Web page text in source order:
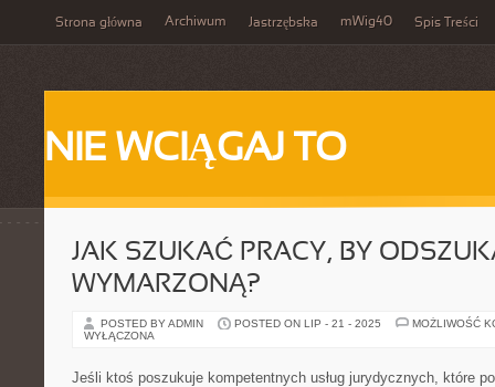
Strona główna Archiwum Jastrzębska mWig40 Spis Treści
NIE WCIĄGAJ TO
JAK SZUKAĆ PRACY, BY
WYMARZONĄ?
POSTED BY ADMIN POSTED ON LIP - 21 - 2025
MOŻLIWOŚĆ
WYŁĄCZONA
Jeśli ktoś poszukuje kompetentnych usług jurydycznych, które